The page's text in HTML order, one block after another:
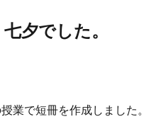
夕でした。
業で短冊を作成しました。